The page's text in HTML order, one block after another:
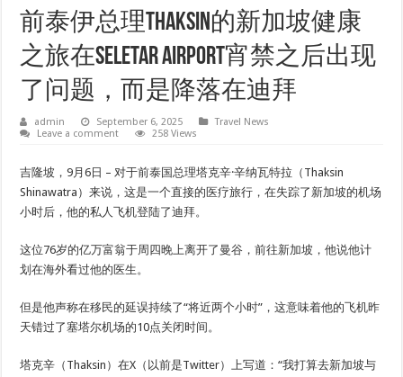
前泰伊总理Thaksin的新加坡健康
之旅在Seletar Airport宵禁之后出现
了问题，而是降落在迪拜
admin September 6, 2025
Travel News
Leave a comment
258 Views
吉隆坡，9月6日 – 对于前泰国总理塔克辛·辛纳瓦特拉（Thaksin
Shinawatra）来说，这是一个直接的医疗旅行，在失踪了新加坡的机场
小时后，他的私人飞机登陆了迪拜。
这位76岁的亿万富翁于周四晚上离开了曼谷，前往新加坡，他说他计
划在海外看过他的医生。
但是他声称在移民的延误持续了“将近两个小时”，这意味着他的飞机昨
天错过了塞塔尔机场的10点关闭时间。
塔克辛（Thaksin）在X（以前是Twitter）上写道：“我打算去新加坡与